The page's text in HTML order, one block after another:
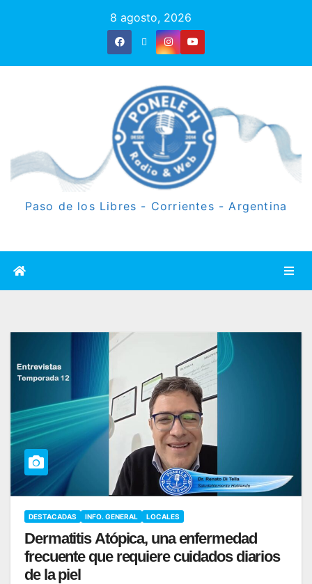
8 agosto, 2026
Paso de los Libres - Corrientes - Argentina
DESTACADAS INFO. GENERAL LOCALES
Dermatitis Atópica, una enfermedad
frecuente que requiere cuidados diarios
de la piel